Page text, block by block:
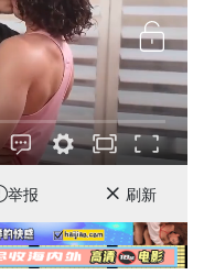
举报 刷新